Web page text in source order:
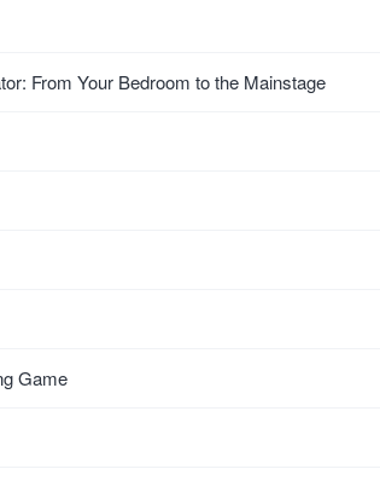
From Your Bedroom to the Mainstage
Game